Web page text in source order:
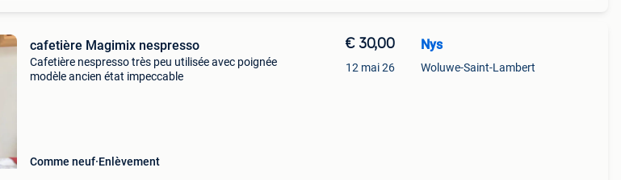
cafetière Magimix nespresso
Cafetière nespresso très peu utilisée avec poignée
modèle ancien état impeccable
Comme neuf Enlèvement
€ 30,00
12 mai 26
Nys
Woluwe-Saint-Lambert